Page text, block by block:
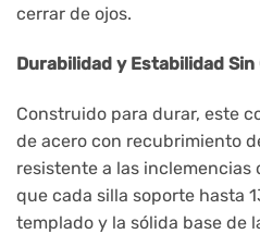
cerrar de ojos.
Durabilidad y Estabilidad Sin
Construido para durar, este
de acero con recubrimiento
resistente a las inclemencias
que cada silla soporte hasta
templado y la sólida base de